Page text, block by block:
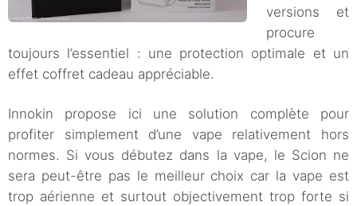
versions et
procure
toujours l’essentiel : une protection optimale et un
effet coffret cadeau appréciable.
Innokin propose ici une solution complète pour
profiter simplement d’une vape relativement hors
normes. Si vous débutez dans la vape, le Scion ne
sera peut-être pas le meilleur choix car la vape est
trop aérienne et surtout objectivement trop forte si